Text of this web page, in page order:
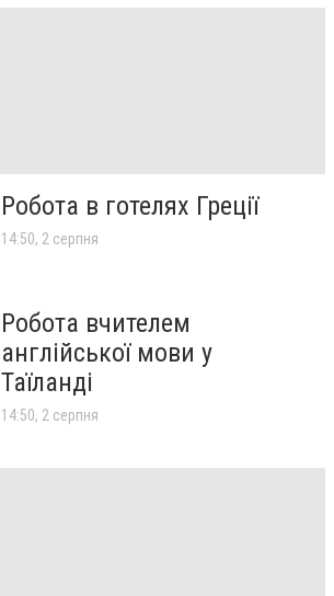
Робота в готелях Греції
14:50, 2 серпня
Робота вчителем
англійської мови у
Таїланді
14:50, 2 серпня